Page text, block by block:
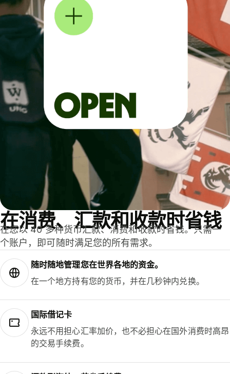
在消费、汇款和收款时省钱
在您以 40 多种货币汇款、消费和收款时省钱。只需一
个账户，即可随时满足您的所有需求。
随时随地管理您在世界各地的资金。
在一个地方持有您的货币，并在几秒钟内兑换。
国际借记卡
永远不用担心汇率加价，也不必担心在国外消费时高昂
的交易手续费。